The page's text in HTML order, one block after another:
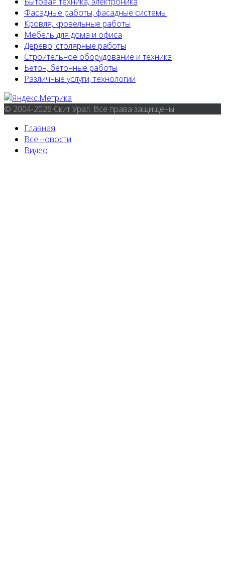
Фасадные работы, фасадные системы
Кровля, кровельные работы
Мебель для дома и офиса
Дерево, столярные работы
Строительное оборудование и техника
Бетон, бетонные работы
Различные услуги, технологии
© 2004-2026 Скит Урал. Все права защищены.
Главная
Все новости
Видео